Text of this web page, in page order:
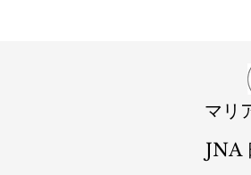
マリ
JNA